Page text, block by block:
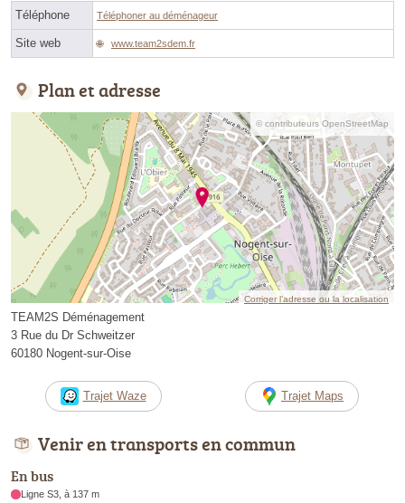
Téléphone Téléphoner au déménageur
Site web www.team2sdem.fr
Plan et adresse
© contributeurs OpenStreetMap
Corriger l’adresse ou la localisation
TEAM2S Déménagement
3 Rue du Dr Schweitzer
60180 Nogent-sur-Oise
Trajet Waze Trajet Maps
Venir en transports en commun
En bus
Ligne S3, à 137 m